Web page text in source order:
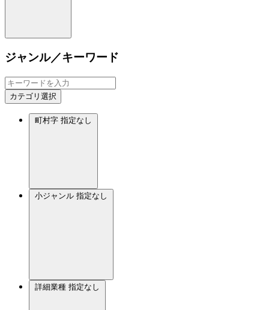
ジャンル／キーワード
カテゴリ選択
町村字 指定なし
小ジャンル 指定なし
詳細業種 指定なし